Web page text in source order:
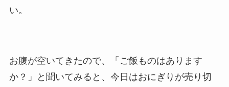
い。
お腹が空いてきたので、「ご飯ものはあります
か？」と聞いてみると、今日はおにぎりが売り切